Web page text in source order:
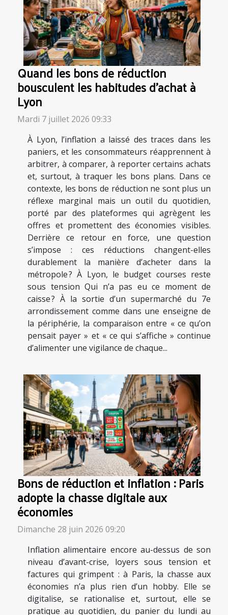
Quand les bons de réduction
bousculent les habitudes d’achat à
Lyon
Mardi 7 juillet 2026 09:33
À Lyon, l’inflation a laissé des traces dans les
paniers, et les consommateurs réapprennent à
arbitrer, à comparer, à reporter certains achats
et, surtout, à traquer les bons plans. Dans ce
contexte, les bons de réduction ne sont plus un
réflexe marginal mais un outil du quotidien,
porté par des plateformes qui agrègent les
offres et promettent des économies visibles.
Derrière ce retour en force, une question
s’impose : ces réductions changent-elles
durablement la manière d’acheter dans la
métropole ? À Lyon, le budget courses reste
sous tension Qui n’a pas eu ce moment de
caisse ? À la sortie d’un supermarché du 7e
arrondissement comme dans une enseigne de
la périphérie, la comparaison entre « ce qu’on
pensait payer » et « ce qui s’affiche » continue
d’alimenter une vigilance de chaque...
Bons de réduction et inflation : Paris
adopte la chasse digitale aux
économies
Dimanche 28 juin 2026 09:20
Inflation alimentaire encore au-dessus de son
niveau d’avant-crise, loyers sous tension et
factures qui grimpent : à Paris, la chasse aux
économies n’a plus rien d’un hobby. Elle se
digitalise, se rationalise et, surtout, elle se
pratique au quotidien, du panier du lundi au